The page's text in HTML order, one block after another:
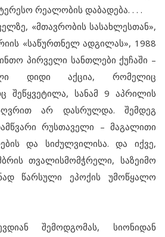
რეალობის დაბადება. . . .
«მთავრობის სასახლესთან»,
«საწურთნელ ადგილას», 1988
პირველი სანთლები ქუჩაში –
დიდი აქცია, რომელიც
შეწყვეტილა, სანამ 9 აპრილის
არ დასრულდა. შემდეგ
რუსთაველი – მაგალითი
და სიძულვილისა. და იქვე,
თვალისმომჭრელი, საზეიმო
წარსული ეპოქის უმოწყალო
შემოდგომას, სიონიდან